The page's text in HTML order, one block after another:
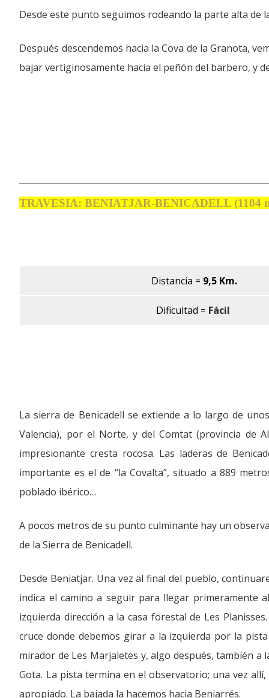
Desde este punto seguimos rodeando la parte alta de
Después descendemos hacia la Cova de la Granota,
bajar vertiginosamente hacia el peñón del barbero, y
TRAVESIA: BENIATJAR-BENICADELL (1104
Distancia = 9,5 Km.
Dificultad = Fácil
La sierra de Benicadell se extiende a lo largo de
Valencia), por el Norte, y del Comtat (provincia de
impresionante cresta rocosa. Las laderas de
importante es el de “la Covalta”, situado a 889
poblado ibérico…
A pocos metros de su punto culminante hay un
de la Sierra de Benicadell.
Desde Beniatjar. Una vez al final del pueblo,
indica el camino a seguir para llegar primeramente
izquierda dirección a la casa forestal de Les
cruce donde debemos girar a la izquierda por la
mirador de Les Marjaletes y, algo después, también a
Gota. La pista termina en el observatorio; una vez
apropiado. La bajada la hacemos hacia Beniarrés.